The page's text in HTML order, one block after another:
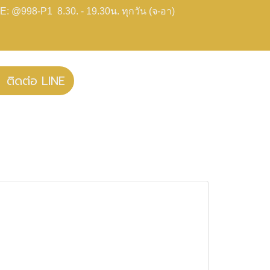
@998-P1 8.30. - 19.30น. ทุกวัน (จ-อา)
ติดต่อ LINE